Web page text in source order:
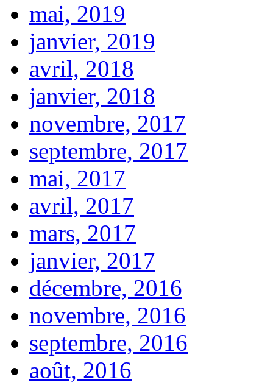
mai, 2019
janvier, 2019
avril, 2018
janvier, 2018
novembre, 2017
septembre, 2017
mai, 2017
avril, 2017
mars, 2017
janvier, 2017
décembre, 2016
novembre, 2016
septembre, 2016
août, 2016